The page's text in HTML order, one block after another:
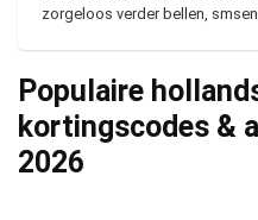
zorgeloos verder bellen,
Populaire
kortingscodes &
2026